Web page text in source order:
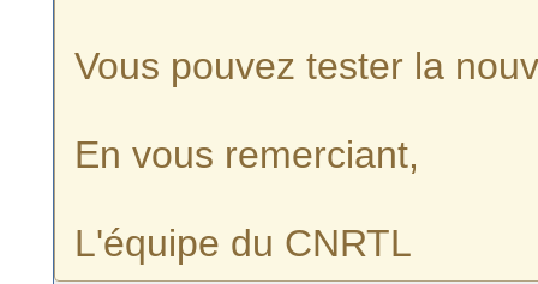
Vous pouvez tester la
En vous remerciant,
L'équipe du CNRTL